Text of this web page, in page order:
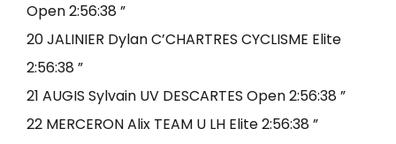
Open 2:56:38 ”
20 JALINIER Dylan C’CHARTRES CYCLISME Elite
2:56:38 ”
21 AUGIS Sylvain UV DESCARTES Open 2:56:38 ”
22 MERCERON Alix TEAM U LH Elite 2:56:38 ”